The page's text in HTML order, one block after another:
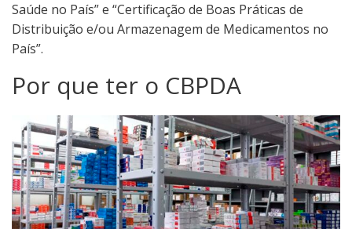
Saúde no País” e “Certificação de Boas Práticas de
Distribuição e/ou Armazenagem de Medicamentos no
País”.
Por que ter o CBPDA